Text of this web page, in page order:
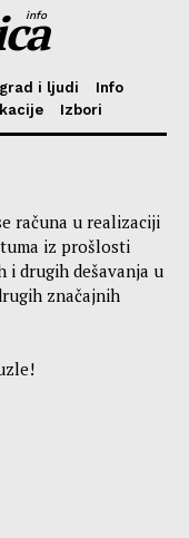
info
i ljudi
Info
Izbori
računa u realizaciji
iz prošlosti
drugih dešavanja u
značajnih